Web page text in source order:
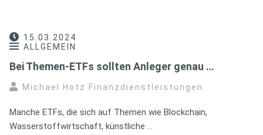
15.03.2024
ALLGEMEIN
Bei Themen-ETFs sollten Anleger genau …
Michael Hotz Finanzdienstleistungen
Manche ETFs, die sich auf Themen wie Blockchain,
Wasserstoffwirtschaft, künstliche …